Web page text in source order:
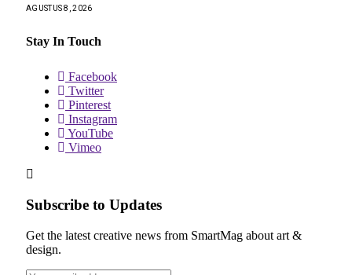
AGUSTUS 8, 2026
Stay In Touch
Facebook
Twitter
Pinterest
Instagram
YouTube
Vimeo
Subscribe to Updates
Get the latest creative news from SmartMag about art &
design.